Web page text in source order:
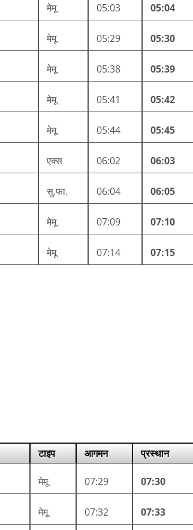
मेमू 05:03 05:04
मेमू 05:29 05:30
मेमू 05:38 05:39
मेमू 05:41 05:42
मेमू 05:44 05:45
एक्स 06:02 06:03
सु.फा. 06:04 06:05
मेमू 07:09 07:10
मेमू 07:14 07:15
टाइप आगमन प्रस्थान
मेमू 07:29 07:30
मेमू 07:32 07:33